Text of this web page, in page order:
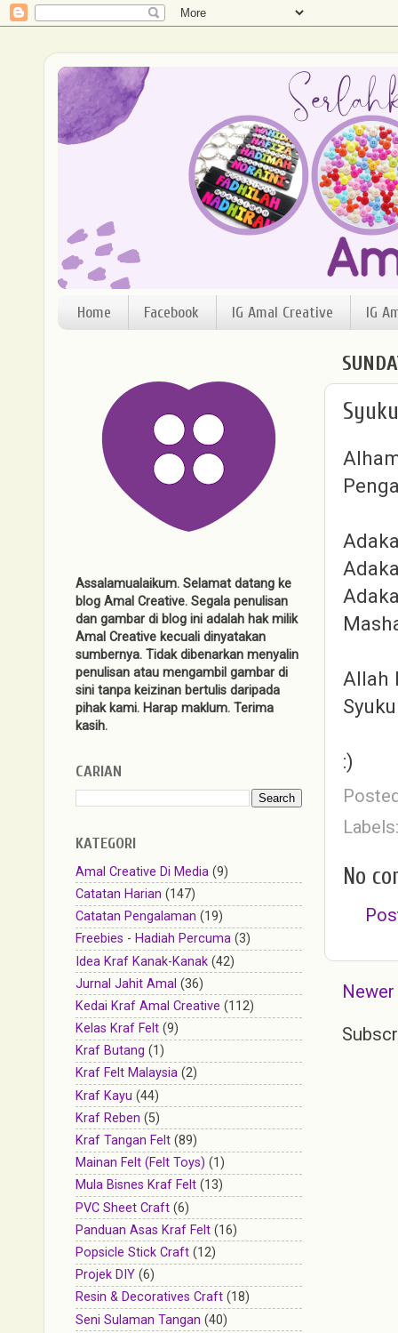
Home Facebook IG Amal Creative IG
Allah
:)
No
Assalamualaikum. Selamat datang ke
blog Amal Creative. Segala penulisan
dan gambar di blog ini adalah hak milik
Amal Creative kecuali dinyatakan
sumbernya. Tidak dibenarkan menyalin
penulisan atau mengambil gambar di
sini tanpa keizinan bertulis daripada
pihak kami. Harap maklum. Terima
kasih.
CARIAN
KATEGORI
Amal Creative Di Media (9)
Catatan Harian (147)
Catatan Pengalaman (19)
Freebies - Hadiah Percuma (3)
Idea Kraf Kanak-Kanak (42)
Jurnal Jahit Amal (36)
Kedai Kraf Amal Creative (112)
Kelas Kraf Felt (9)
Kraf Butang (1)
Kraf Felt Malaysia (2)
Kraf Kayu (44)
Kraf Reben (5)
Kraf Tangan Felt (89)
Mainan Felt (Felt Toys) (1)
Mula Bisnes Kraf Felt (13)
PVC Sheet Craft (6)
Panduan Asas Kraf Felt (16)
Popsicle Stick Craft (12)
Projek DIY (6)
Resin & Decoratives Craft (18)
Seni Sulaman Tangan (40)